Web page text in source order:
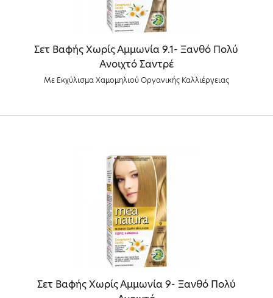
Σετ Βαφής Χωρίς Αμμωνία 9.1- Ξανθό Πολύ
Ανοιχτό Σαντρέ
Με Εκχύλισμα Χαμομηλιού Οργανικής Καλλιέργειας
Σετ Βαφής Χωρίς Αμμωνία 9- Ξανθό Πολύ